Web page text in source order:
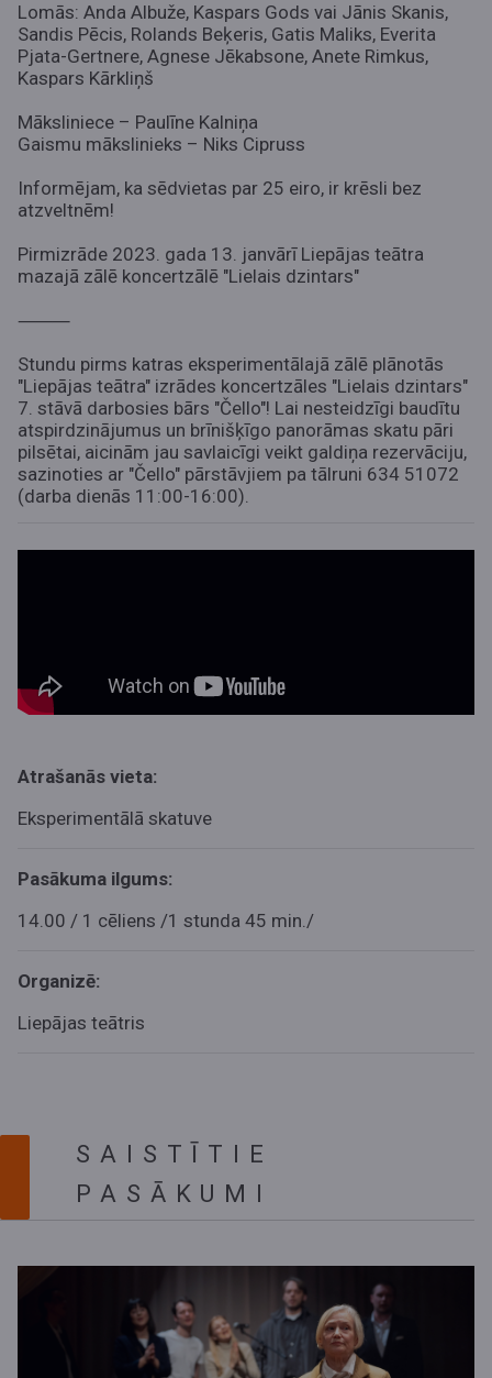
Lomās: Anda Albuže, Kaspars Gods vai Jānis Skanis,
Sandis Pēcis, Rolands Beķeris, Gatis Maliks, Everita
Pjata-Gertnere, Agnese Jēkabsone, Anete Rimkus,
Kaspars Kārkliņš
Māksliniece – Paulīne Kalniņa
Gaismu mākslinieks – Niks Cipruss
Informējam, ka sēdvietas par 25 eiro, ir krēsli bez
atzveltnēm!
Pirmizrāde 2023. gada 13. janvārī Liepājas teātra
mazajā zālē koncertzālē "Lielais dzintars"
⸻
Stundu pirms katras eksperimentālajā zālē plānotās
"Liepājas teātra" izrādes koncertzāles "Lielais dzintars"
7. stāvā darbosies bārs "Čello"! Lai nesteidzīgi baudītu
atspirdzinājumus un brīnišķīgo panorāmas skatu pāri
pilsētai, aicinām jau savlaicīgi veikt galdiņa rezervāciju,
sazinoties ar "Čello" pārstāvjiem pa tālruni 634 51072
(darba dienās 11:00-16:00).
Atrašanās vieta:
Eksperimentālā skatuve
Pasākuma ilgums:
14.00 / 1 cēliens /1 stunda 45 min./
Organizē:
Liepājas teātris
SAISTĪTIE
PASĀKUMI